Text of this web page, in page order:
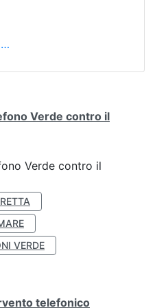
Verde contro il
Verde contro il
VERDE
telefonico